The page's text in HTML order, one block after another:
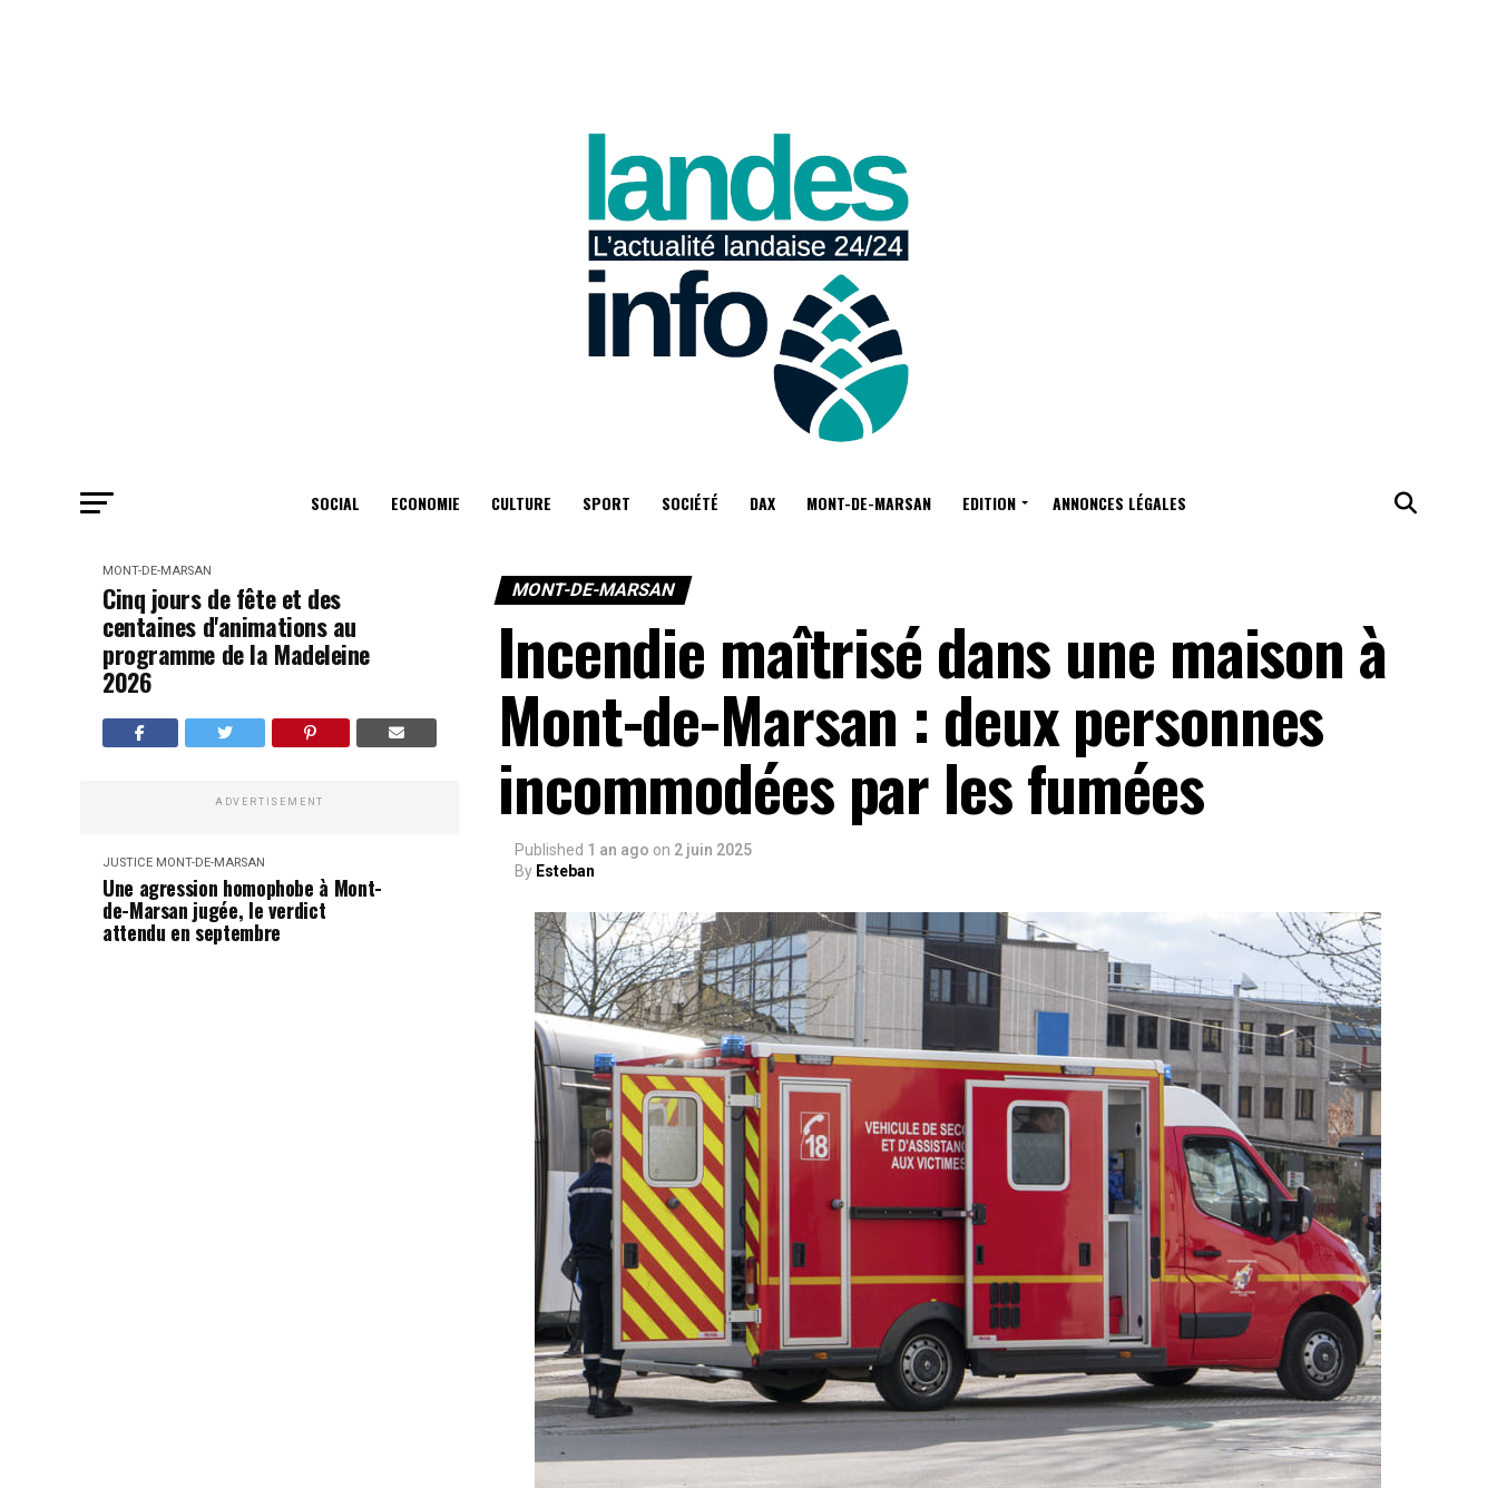
SOCIAL ECONOMIE CULTURE SPORT SOCIÉTÉ DAX MONT-DE-MARSAN EDITION ANNONCES LÉGALES
MONT-DE-MARSAN
Cinq jours de fête et des
centaines d'animations au
programme de la Madeleine
2026
ADVERTISEMENT
JUSTICE MONT-DE-MARSAN
Une agression homophobe à Mont-
de-Marsan jugée, le verdict
attendu en septembre
MONT-DE-MARSAN
Incendie maîtrisé dans une maison à
Mont-de-Marsan : deux personnes
incommodées par les fumées
Published 1 an ago on 2 juin 2025
By Esteban